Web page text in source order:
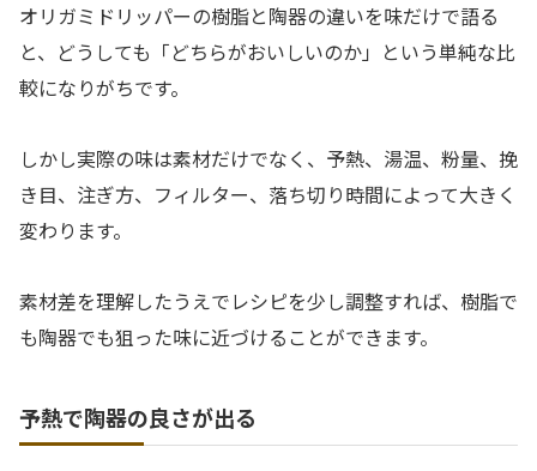
オリガミドリッパーの樹脂と陶器の違いを味だけで語る
と、どうしても「どちらがおいしいのか」という単純な比
較になりがちです。
しかし実際の味は素材だけでなく、予熱、湯温、粉量、挽
き目、注ぎ方、フィルター、落ち切り時間によって大きく
変わります。
素材差を理解したうえでレシピを少し調整すれば、樹脂で
も陶器でも狙った味に近づけることができます。
予熱で陶器の良さが出る